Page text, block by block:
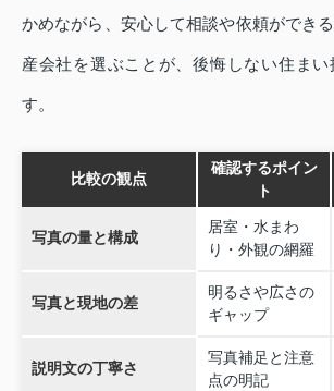
かめながら、安心して相談や依頼ができ
産会社を選ぶことが、後悔しない住まい
す。
比較の観点
確認するポイン
ト
写真の量と構成
居室・水まわ
り・外観の網羅
写真と現地の差
明るさや広さの
ギャップ
説明文の丁寧さ
写真補足と注意
点の明記